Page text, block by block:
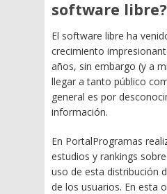
software libre?
El software libre ha
crecimiento
años, sin embargo (y a
llegar a tanto público
general es por
información.
En PortalProgramas
estudios y rankings
uso de esta distribución
de los usuarios. En esta